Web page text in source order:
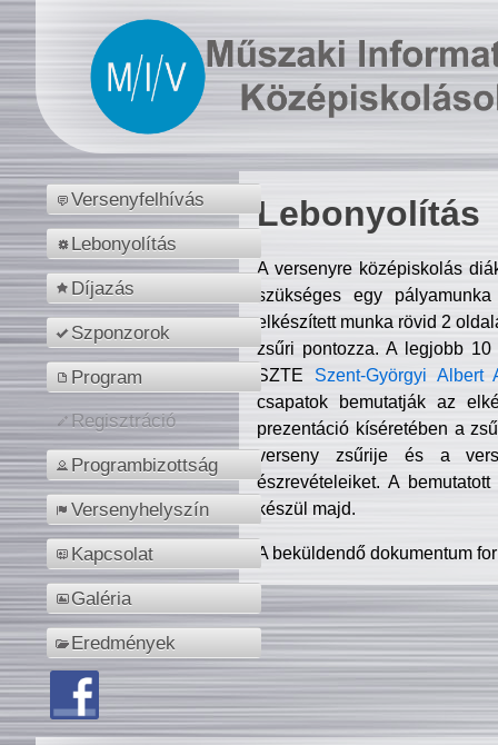
Versenyfelhívás
Lebonyolítás
Díjazás
Szponzorok
Program
Regisztráció
Programbizottság
Versenyhelyszín
Kapcsolat
Galéria
Eredmények
Lebonyolítás
A versenyre középiskolás
szükséges egy
elkészített munka rövid 2
zsűri pontozza. A legjobb
SZTE Szent-Györgyi Albert
csapatok bemutatják az
prezentáció kíséretében a
verseny zsűrije és a
észrevételeiket. A
készül majd.
A beküldendő dokumentum